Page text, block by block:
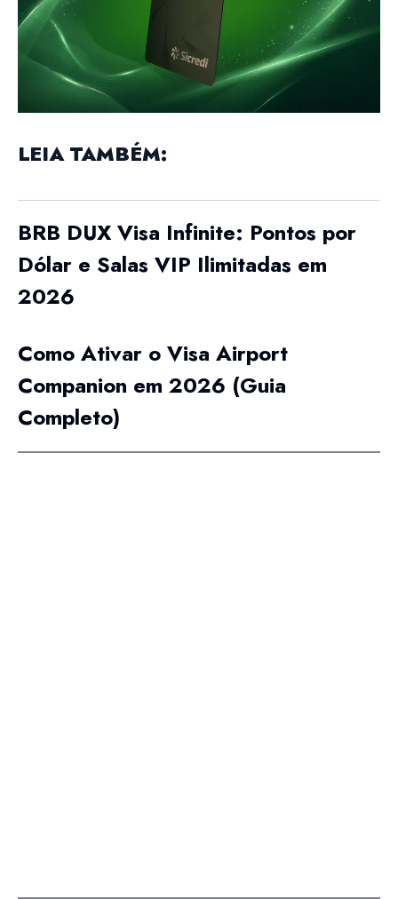
LEIA TAMBÉM:
BRB DUX Visa Infinite: Pontos por
Dólar e Salas VIP Ilimitadas em
2026
Como Ativar o Visa Airport
Companion em 2026 (Guia
Completo)